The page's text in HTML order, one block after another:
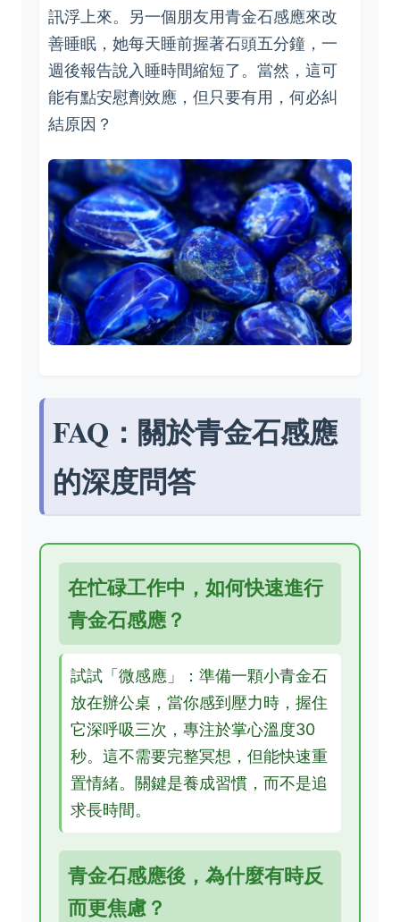
訊浮上來。另一個朋友用青金石感應來改
善睡眠，她每天睡前握著石頭五分鐘，一
週後報告說入睡時間縮短了。當然，這可
能有點安慰劑效應，但只要有用，何必糾
結原因？
FAQ：關於青金石感應
的深度問答
在忙碌工作中，如何快速進行
青金石感應？
試試「微感應」：準備一顆小青金石
放在辦公桌，當你感到壓力時，握住
它深呼吸三次，專注於掌心溫度30
秒。這不需要完整冥想，但能快速重
置情緒。關鍵是養成習慣，而不是追
求長時間。
青金石感應後，為什麼有時反
而更焦慮？